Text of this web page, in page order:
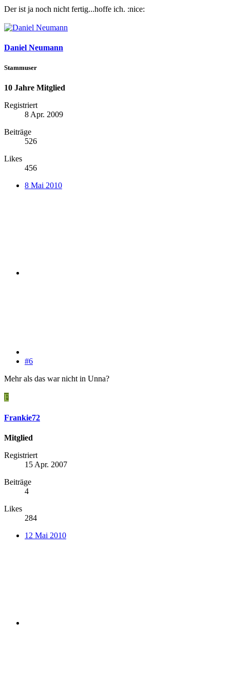
Der ist ja noch nicht fertig...hoffe ich. :nice:
Daniel Neumann
Stammuser
10 Jahre Mitglied
Registriert
8 Apr. 2009
Beiträge
526
Likes
456
8 Mai 2010
#6
Mehr als das war nicht in Unna?
F
Frankie72
Mitglied
Registriert
15 Apr. 2007
Beiträge
4
Likes
284
12 Mai 2010